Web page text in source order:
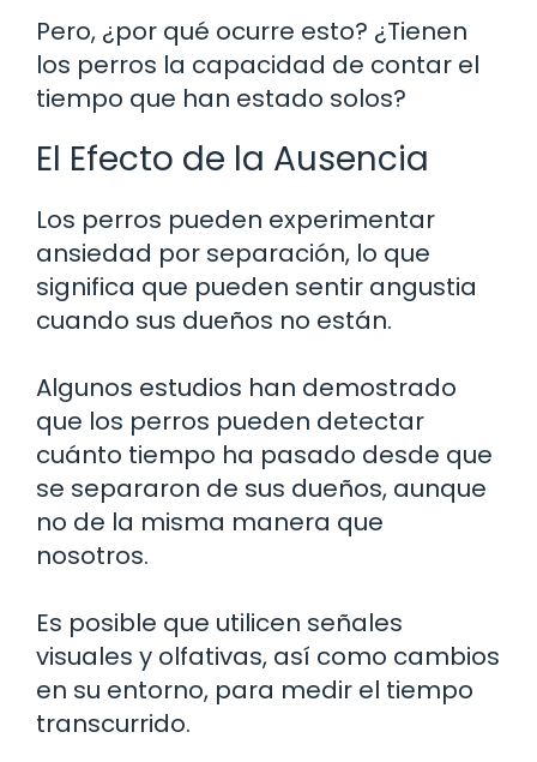
Pero, ¿por qué ocurre esto? ¿Tienen
los perros la capacidad de contar el
tiempo que han estado solos?
El Efecto de la Ausencia
Los perros pueden experimentar
ansiedad por separación, lo que
significa que pueden sentir angustia
cuando sus dueños no están.
Algunos estudios han demostrado
que los perros pueden detectar
cuánto tiempo ha pasado desde que
se separaron de sus dueños, aunque
no de la misma manera que
nosotros.
Es posible que utilicen señales
visuales y olfativas, así como cambios
en su entorno, para medir el tiempo
transcurrido.